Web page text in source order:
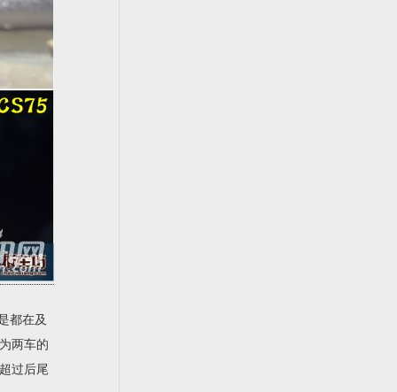
都在及
两车的
过后尾